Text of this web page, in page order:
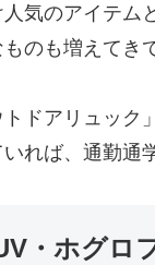
気のアイテ
のも増えてき
ドアリュッ
れば、通勤
・ホグロ